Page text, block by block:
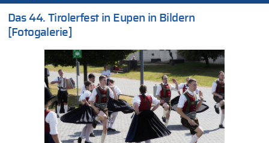
06.08.2026 - 17:24 von Dax zu
Zweite Hitzewelle in diesem Sommer ist jetzt amtlich
06.08.2026 - 17:23 von Hans L. zu
Zweite Hitzewelle in diesem Sommer ist jetzt amtlich
06.08.2026 - 17:21 von Dax zu
Zweite Hitzewelle in diesem Sommer ist jetzt amtlich
06.08.2026 - 17:01 von Wahlstimme? zu
FIFA-Spitze demonstriert Einigkeit trotz Kritik und neuer
Vorwürfe gegen Präsident Gianni Infantino
06.08.2026 - 16:53 von Frage zu
Das 44. Tirolerfest in Eupen in Bildern
[Fotogalerie]